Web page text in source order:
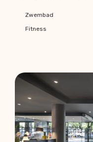
Zwembad
Fitness